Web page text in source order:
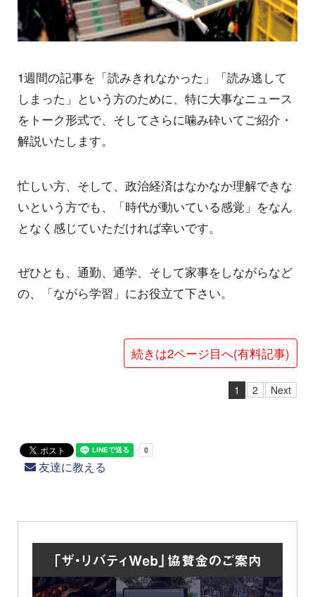
1週間の記事を「読みきれなかった」「読み逃して
しまった」という方のために、特に大事なニュース
をトーク形式で、そしてさらに噛み砕いてご紹介・
解説いたします。
忙しい方、そして、政治経済はなかなか理解できな
いという方でも、「時代が動いている感覚」をなん
となく感じていただければ幸いです。
ぜひとも、通勤、通学、そして家事をしながらなど
の、「ながら学習」にお役立て下さい。
続きは2ページ目へ(有料記事)
1 2 Next
友達に教える